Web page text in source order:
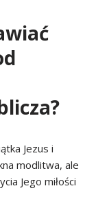
Jezus i
modlitwa, ale
Jego miłości